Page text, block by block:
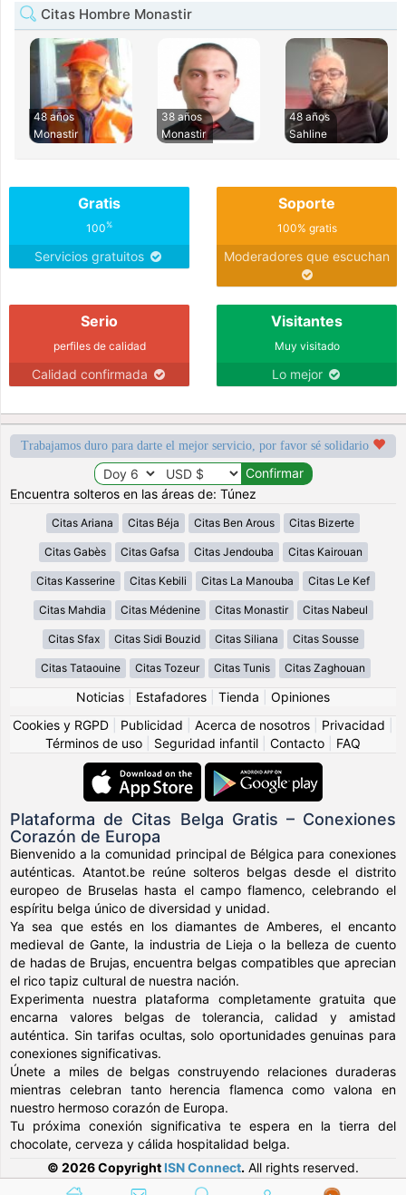
Citas Hombre Monastir
48 años
Monastir
38 años
Monastir
48 años
Sahline
Gratis
100%
Servicios gratuitos
Soporte
100% gratis
Moderadores que escuchan
Serio
perfiles de calidad
Calidad confirmada
Visitantes
Muy visitado
Lo mejor
Trabajamos duro para darte el mejor servicio, por favor sé solidario
Encuentra solteros en las áreas de: Túnez
Citas Ariana Citas Béja Citas Ben Arous Citas Bizerte
Citas Gabès Citas Gafsa Citas Jendouba Citas Kairouan
Citas Kasserine Citas Kebili Citas La Manouba Citas Le Kef
Citas Mahdia Citas Médenine Citas Monastir Citas Nabeul
Citas Sfax Citas Sidi Bouzid Citas Siliana Citas Sousse
Citas Tataouine Citas Tozeur Citas Tunis Citas Zaghouan
Noticias Estafadores Tienda
Opiniones
Cookies y RGPD
Publicidad Acerca de nosotros Privacidad
Términos de uso
Seguridad infantil Contacto FAQ
Plataforma de Citas Belga Gratis – Conexiones
Corazón de Europa
Bienvenido a la comunidad principal de Bélgica para conexiones
auténticas. Atantot.be reúne solteros belgas desde el distrito
europeo de Bruselas hasta el campo flamenco, celebrando el
espíritu belga único de diversidad y unidad.
Ya sea que estés en los diamantes de Amberes, el encanto
medieval de Gante, la industria de Lieja o la belleza de cuento
de hadas de Brujas, encuentra belgas compatibles que aprecian
el rico tapiz cultural de nuestra nación.
Experimenta nuestra plataforma completamente gratuita que
encarna valores belgas de tolerancia, calidad y amistad
auténtica. Sin tarifas ocultas, solo oportunidades genuinas para
conexiones significativas.
Únete a miles de belgas construyendo relaciones duraderas
mientras celebran tanto herencia flamenca como valona en
nuestro hermoso corazón de Europa.
Tu próxima conexión significativa te espera en la tierra del
chocolate, cerveza y cálida hospitalidad belga.
© 2026 Copyright ISN Connect. All rights reserved.